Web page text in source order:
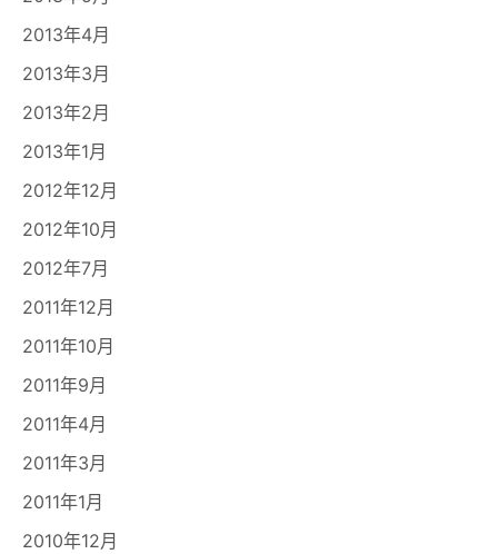
2013年4月
2013年3月
2013年2月
2013年1月
2012年12月
2012年10月
2012年7月
2011年12月
2011年10月
2011年9月
2011年4月
2011年3月
2011年1月
2010年12月